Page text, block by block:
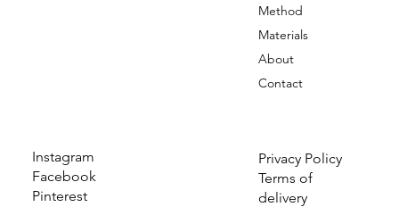
Instagram
Facebook
Pinterest
Privacy Policy
Terms of
delivery
Method
Materials
About
Contact